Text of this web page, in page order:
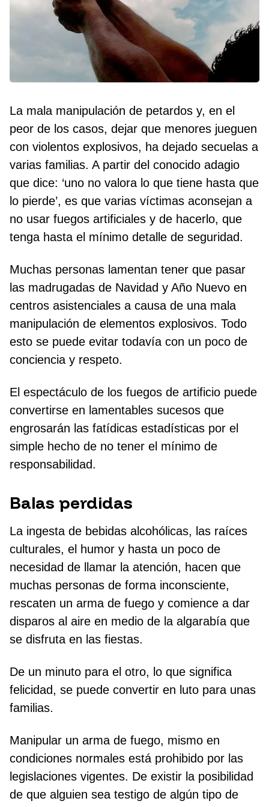
La mala manipulación de petardos y, en el
peor de los casos, dejar que menores jueguen
con violentos explosivos, ha dejado secuelas a
varias familias. A partir del conocido adagio
que dice: ‘uno no valora lo que tiene hasta que
lo pierde’, es que varias víctimas aconsejan a
no usar fuegos artificiales y de hacerlo, que
tenga hasta el mínimo detalle de seguridad.
Muchas personas lamentan tener que pasar
las madrugadas de Navidad y Año Nuevo en
centros asistenciales a causa de una mala
manipulación de elementos explosivos. Todo
esto se puede evitar todavía con un poco de
conciencia y respeto.
El espectáculo de los fuegos de artificio puede
convertirse en lamentables sucesos que
engrosarán las fatídicas estadísticas por el
simple hecho de no tener el mínimo de
responsabilidad.
Balas perdidas
La ingesta de bebidas alcohólicas, las raíces
culturales, el humor y hasta un poco de
necesidad de llamar la atención, hacen que
muchas personas de forma inconsciente,
rescaten un arma de fuego y comience a dar
disparos al aire en medio de la algarabía que
se disfruta en las fiestas.
De un minuto para el otro, lo que significa
felicidad, se puede convertir en luto para unas
familias.
Manipular un arma de fuego, mismo en
condiciones normales está prohibido por las
legislaciones vigentes. De existir la posibilidad
de que alguien sea testigo de algún tipo de